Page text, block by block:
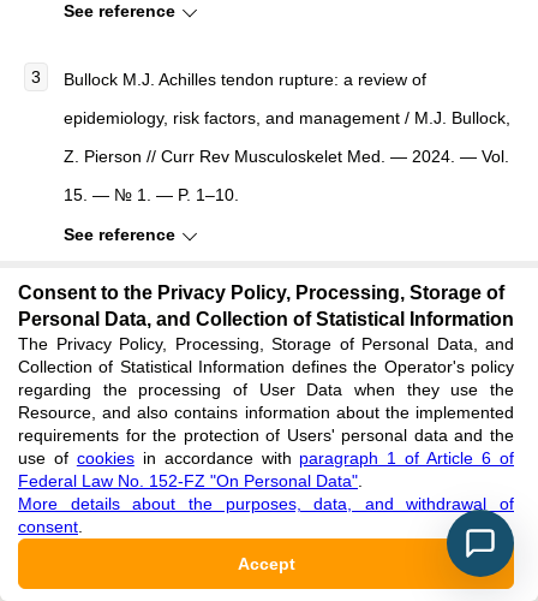
See reference
Bullock M.J. Achilles tendon rupture: a review of
epidemiology, risk factors, and management / M.J. Bullock,
Z. Pierson // Curr Rev Musculoskelet Med. — 2024. — Vol.
15. — № 1. — P. 1–10.
See reference
Fain A.M. Lechenie povrezhdeniya akhillova sukhozhiliya.
Istoriya i sovremennoe sostoyanie problemi [Treatment of
Achilles tendon injuries. History and current status] / A.M.
Fain, A.P. Vlasov, R.N. Akimov [et al.] // Zhurnal im. N.V.
Sklifosovskogo Neotlozhnaya meditsinskaya pomoshch
[N.V. Sklifosovsky 'Journal of Emergency Medical Care']. —
2022. — № 11 (4). — P. 655–667. [in Russian]
Consent to the Privacy Policy, Processing, Storage of
Personal Data, and Collection of Statistical Information
The Privacy Policy, Processing, Storage of Personal Data, and
Collection of Statistical Information defines the Operator's policy
regarding the processing of User Data when they use the
Resource, and also contains information about the implemented
requirements for the protection of Users' personal data and the
use of cookiesin accordance with paragraph 1 of Article 6 of
Federal Law No. 152-FZ "On Personal Data"
More details about the purposes, data, and withdrawal of
consent
Accept